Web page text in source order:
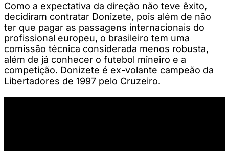
Como a expectativa da direção não teve êxito,
decidiram contratar Donizete, pois além de não
ter que pagar as passagens internacionais do
profissional europeu, o brasileiro tem uma
comissão técnica considerada menos robusta,
além de já conhecer o futebol mineiro e a
competição. Donizete é ex-volante campeão da
Libertadores de 1997 pelo Cruzeiro.